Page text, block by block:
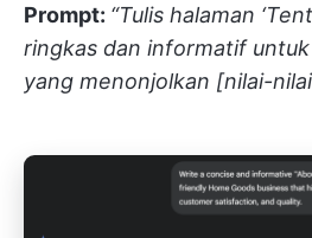
Prompt: “Tulis halaman
ringkas dan informatif
yang menonjolkan [nilai-